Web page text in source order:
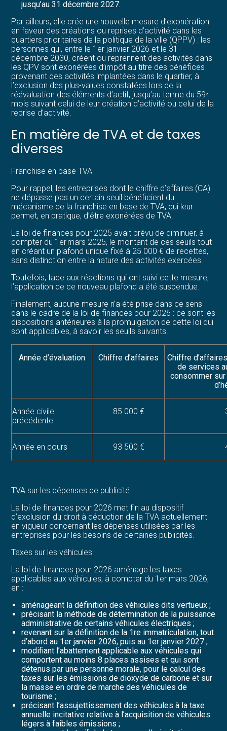
jusqu’au 31 décembre 2027.
Par ailleurs, elle crée une nouvelle mesure d’exonération
en faveur des créations ou reprises d’activité dans les
quartiers prioritaires de la politique de la ville (QPPV) : les
personnes qui, entre le 1er janvier 2026 et le 31
décembre 2030, créent ou reprennent des activités dans
les QPV sont exonérées d’impôt au titre des bénéfices
provenant des activités implantées dans le quartier, à
l’exclusion des plus-values constatées lors de la
réévaluation des éléments d’actif, jusqu’au terme du 59ᵉ
mois suivant celui de leur création d’activité ou celui de la
reprise d’activité.
En matière de TVA et de taxes
diverses
Franchise en base TVA
Pour rappel, les entreprises dont le chiffre d’affaires (CA)
ne dépasse pas un certain seuil bénéficient du
mécanisme de la franchise en base de TVA, qui leur
permet, en pratique, d’être exonérées de TVA.
La loi de finances pour 2025 avait prévu de diminuer, à
compter du 1er mars 2025, le montant de ces seuils tout
en créant un plafond unique fixé à 25 000 € de recettes,
sans distinction entre la nature des activités exercées.
Toutefois, face aux réactions qui ont suivi cette mesure,
l’application de ce nouveau plafond a été suspendue.
Finalement, aucune mesure n’a été prise dans ce sens
dans le cadre de la loi de finances pour 2026 : ce sont les
dispositions antérieures à la promulgation de cette loi qui
sont applicables, à savoir les seuils suivants.
Année d’évaluation Chiffre d’affaires
Chiffre
de services
consommer
Année civile
précédente
85 000 €
Année en cours 93 500 €
TVA sur les dépenses de publicité
La loi de finances pour 2026 met fin au dispositif
d’exclusion du droit à déduction de la TVA actuellement
en vigueur concernant les dépenses utilisées par les
entreprises pour les besoins de certaines publicités.
Taxes sur les véhicules
La loi de finances pour 2026 aménage les taxes
applicables aux véhicules, à compter du 1er mars 2026,
en :
aménageant la définition des véhicules dits vertueux ;
précisant la méthode de détermination de la puissance
administrative de certains véhicules électriques ;
revenant sur la définition de la 1re immatriculation, tout
d’abord au 1er janvier 2026, puis au 1er janvier 2027 ;
modifiant l’abattement applicable aux véhicules qui
comportent au moins 8 places assises et qui sont
détenus par une personne morale, pour le calcul des
taxes sur les émissions de dioxyde de carbone et sur
la masse en ordre de marche des véhicules de
tourisme ;
précisant l’assujettissement des véhicules à la taxe
annuelle incitative relative à l’acquisition de véhicules
légers à faibles émissions ;